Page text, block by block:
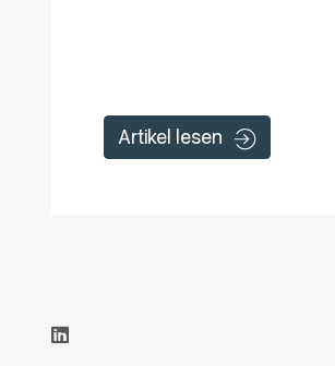
Artikel lesen